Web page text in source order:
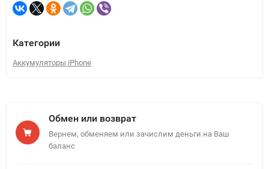
Категории
Аккумуляторы iPhone
Обмен или возврат
Вернем, обменяем или зачислим деньги на Ваш
баланс